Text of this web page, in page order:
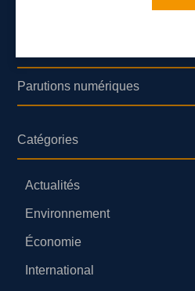
Parutions numériques
Catégories
Actualités
Environnement
Économie
International